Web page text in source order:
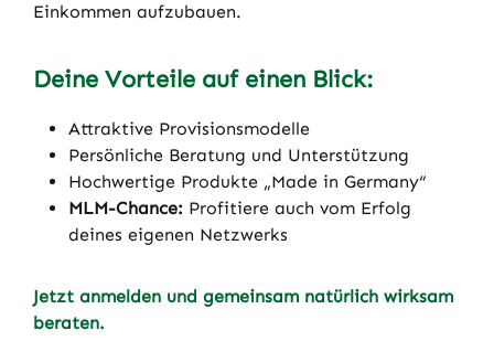
Einkommen aufzubauen.
Deine Vorteile auf einen Blick:
Attraktive Provisionsmodelle
Persönliche Beratung und Unterstützung
Hochwertige Produkte „Made in Germany“
MLM-Chance: Profitiere auch vom Erfolg
deines eigenen Netzwerks
Jetzt anmelden und gemeinsam natürlich wirksam
beraten.